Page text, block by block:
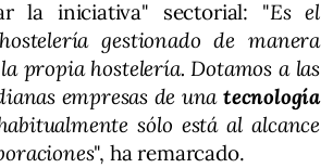
la iniciativa" sectorial: "Es el
gestionado de manera
propia hostelería. Dotamos a las
empresas de una tecnología
sólo está al alcance
", ha remarcado.